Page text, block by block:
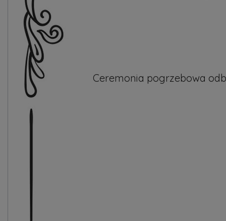
Ceremonia pogrzebowa